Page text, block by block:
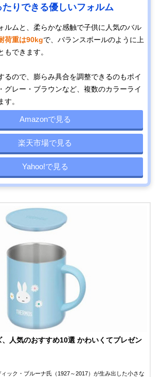
りできる優しいフォルム
ルムと、柔らかな感触で子供に人気のバル
荷重は90kgで、バランスボールのように上
もできます。
るので、膨らみ具合を調整できるのもポイ
グレー・ブラウンなど、複数のカラーライ
す。
Amazonで見る
楽天市場で見る
Yahoo!で見る
、人気のおすすめ10選 かわいくてプレゼン
ック・ブルーナ氏（1927～2017）が生み出した小さな